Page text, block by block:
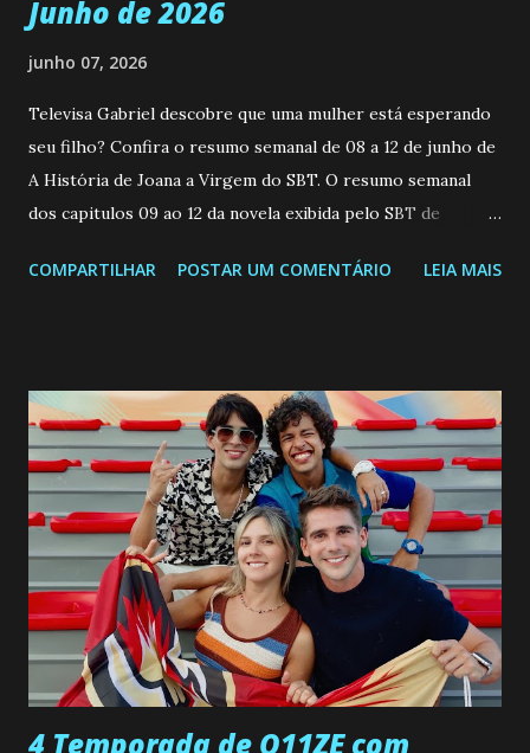
Junho de 2026
junho 07, 2026
Televisa Gabriel descobre que uma mulher está esperando
seu filho? Confira o resumo semanal de 08 a 12 de junho de
A História de Joana a Virgem do SBT. O resumo semanal
dos capitulos 09 ao 12 da novela exibida pelo SBT de
a Programação Semanal do SBT de 08/06/26 a 14/06/26
confessa a Gabriel que ele demonstrou ser o tipo de
pessoa que ela tanto desejou durante toda a vida. Camila
entra no quarto de Gabriel e imagina como seria o
encontro deles, quando conseguir seduzi-lo. Manuel avisa a
Paula sobre a suposta infidelidade de Gabriel com Joana.
Rogerio consegue se livrar de todas as suspeitas pelo
desaparecimento de Francisco, apontando que ele poderia
ter sido vítima da fúria de Gabriel. Artur informa a Gabriel
que a clínica inseminou por engano outra paciente, que está
...
COMPARTILHAR POSTAR UM COMENTÁRIO LEIA MAIS
4 Temporada de O11ZE com